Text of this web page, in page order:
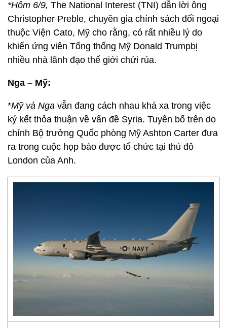
*Hôm 6/9, The National Interest (TNI) dẫn lời ông
Christopher Preble, chuyên gia chính sách đối ngoại
thuộc Viện Cato, Mỹ cho rằng, có rất nhiều lý do
khiến ứng viên Tổng thống Mỹ Donald Trumpbị
nhiều nhà lãnh đạo thế giới chửi rủa.
Nga – Mỹ:
*Mỹ và Nga vẫn đang cách nhau khá xa trong việc
ký kết thỏa thuận về vấn đề Syria. Tuyên bố trên do
chính Bộ trưởng Quốc phòng Mỹ Ashton Carter đưa
ra trong cuộc họp báo được tổ chức tại thủ đô
London của Anh.